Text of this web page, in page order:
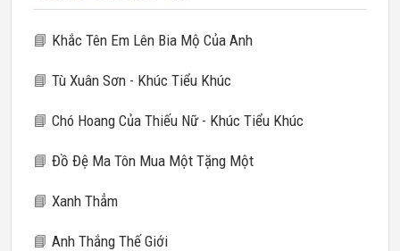
📘 Khắc Tên Em Lên Bia Mộ Của Anh
📘 Tù Xuân Sơn - Khúc Tiểu Khúc
📘 Chó Hoang Của Thiếu Nữ - Khúc Tiểu Khúc
📘 Đồ Đệ Ma Tôn Mua Một Tặng Một
📘 Xanh Thẳm
📘 Anh Thắng Thế Giới